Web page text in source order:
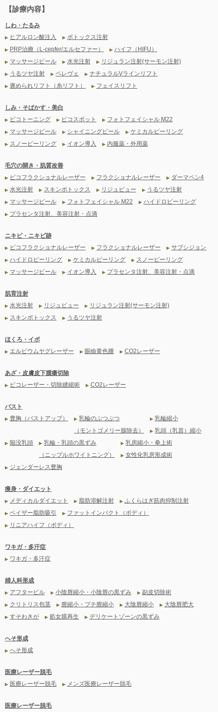
【診療内容】
しわ・たるみ
▶ ヒアルロン酸注入 ▶ ボトックス注射
▶ PRP治療（L-cepfer/エルセファー） ▶ ハイフ（HIFU）
▶ マッサージピール ▶ 水光注射 ▶ リジュラン注射(サーモン注射)
▶ うるツヤ注射 ▶ ペレヴェ ▶ ナチュラルVラインリフト
▶ 褒められリフト（糸リフト） ▶ フェイスリフト
しみ・そばかす・美白
▶ ピコトーニング ▶ ピコスポット ▶ フォトフェイシャル M22
▶ マッサージピール ▶ シャイニングピール ▶ ケミカルピーリング
▶ スノーピーリング ▶ イオン導入 ▶ 内服薬・外用薬
毛穴の開き・肌質改善
▶ ピコフラクショナルレーザー ▶ フラクショナルレーザー ▶ ダーマペン4
▶ 水光注射 ▶ スキンボトックス ▶ リジュビュー ▶ うるツヤ注射
▶ マッサージピール ▶ フォトフェイシャル M22 ▶ ハイドロピーリング
▶ プラセンタ注射、美容注射・点滴
ニキビ・ニキビ跡
▶ ピコフラクショナルレーザー ▶ フラクショナルレーザー ▶ サブシジョン
▶ ハイドロピーリング ▶ ケミカルピーリング ▶ スノーピーリング
▶ マッサージピール ▶ イオン導入 ▶ プラセンタ注射、美容注射・点滴
肌育注射
▶ 水光注射 ▶ リジュビュー ▶ リジュラン注射(サーモン注射)
▶ スキンボトックス ▶ うるツヤ注射
ほくろ・イボ
▶ エルビウムヤグレーザー ▶ 眼瞼黄色腫 ▶ CO2レーザー
あざ・皮膚皮下腫瘍切除
▶ ピコレーザー・切除縫縮術 ▶ CO2レーザー
バスト
▶ 豊胸（バストアップ） ▶ 乳輪のぶつぶつ
（モントゴメリー腺除去）
▶ 乳輪縮小
▶ 乳頭（乳首）縮小
▶ 陥没乳頭 ▶ 乳輪・乳頭の黒ずみ
（ニップルホワイトニング）
▶ 乳房縮小・拳上術
▶ 女性化乳房形成術
▶ ジェンダーレス豊胸
痩身・ダイエット
▶ メディカルダイエット ▶ 脂肪溶解注射 ▶ ふくらはぎ筋肉抑制注射
▶ ベイザー脂肪吸引 ▶ ファットインパクト（ボディ）
▶ リニアハイフ（ボディ）
ワキガ・多汗症
▶ ワキガ・多汗症
婦人科形成
▶ アフターピル ▶ 小陰唇縮小・小陰唇の黒ずみ ▶ 副皮切除術
▶ クリトリス包茎 ▶ 膣縮小・プチ膣縮小 ▶ 大陰唇縮小 ▶ 大陰唇肥大
▶ すそわきが ▶ 処女膜再生 ▶ デリケートゾーンの黒ずみ
へそ形成
▶ へそ形成
医療レーザー脱毛
▶ 医療レーザー脱毛 ▶ メンズ医療レーザー脱毛
医療レーザー脱毛